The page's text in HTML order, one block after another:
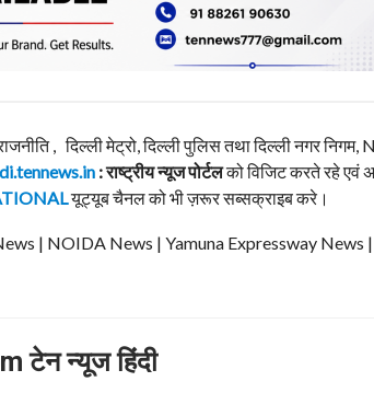
, दिल्ली मेट्रो, दिल्ली पुलिस तथा दिल्ली नगर
: राष्ट्रीय न्यूज पोर्टलको विजिट करते रहे एवं
यूट्यूब चैनल को भी ज़रूर सब्सक्राइब करे।
| NOIDA News | Yamuna Expressway News
टेन न्यूज हिंदी